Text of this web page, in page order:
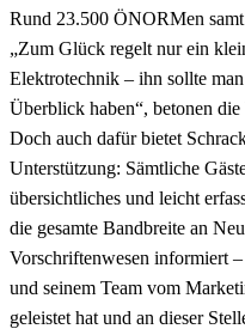
Rund 23.500 ÖNORMen
„Zum Glück regelt nur ein
Elektrotechnik – ihn sollte
Überblick haben“, betonen
Doch auch dafür bietet
Unterstützung: Sämtliche
übersichtliches und leicht
die gesamte Bandbreite an
Vorschriftenwesen informiert
und seinem Team vom
geleistet hat und an dieser